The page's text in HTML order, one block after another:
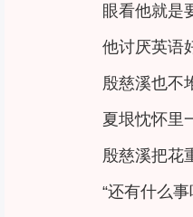
眼看他就是
他讨厌英语
殷慈溪也不
夏垠忱怀里
殷慈溪把花
“还有什么事